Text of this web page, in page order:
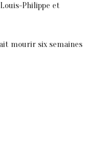
Philippe et
mourir six semaines